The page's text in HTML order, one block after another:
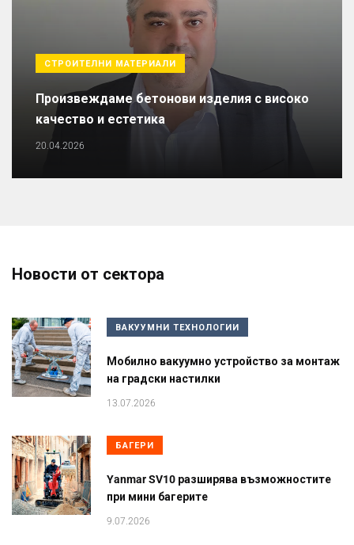
СТРОИТЕЛНИ МАТЕРИАЛИ
Произвеждаме бетонови изделия с високо
качество и естетика
20.04.2026
Новости от сектора
ВАКУУМНИ ТЕХНОЛОГИИ
Мобилно вакуумно устройство за монтаж
на градски настилки
13.07.2026
БАГЕРИ
Yanmar SV10 разширява възможностите
при мини багерите
9.07.2026